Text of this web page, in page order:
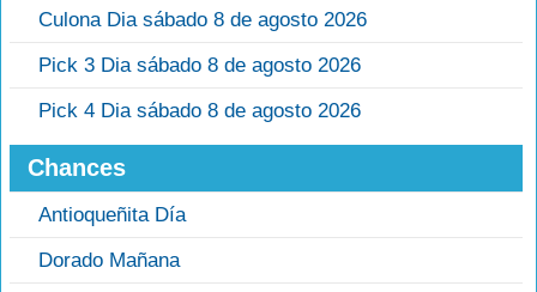
Culona Dia sábado 8 de agosto 2026
Pick 3 Dia sábado 8 de agosto 2026
Pick 4 Dia sábado 8 de agosto 2026
Chances
Antioqueñita Día
Dorado Mañana